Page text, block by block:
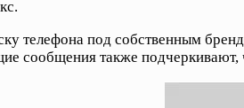
телефона под собственным
сообщения также